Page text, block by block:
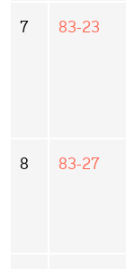
7 83-23
8 83-27